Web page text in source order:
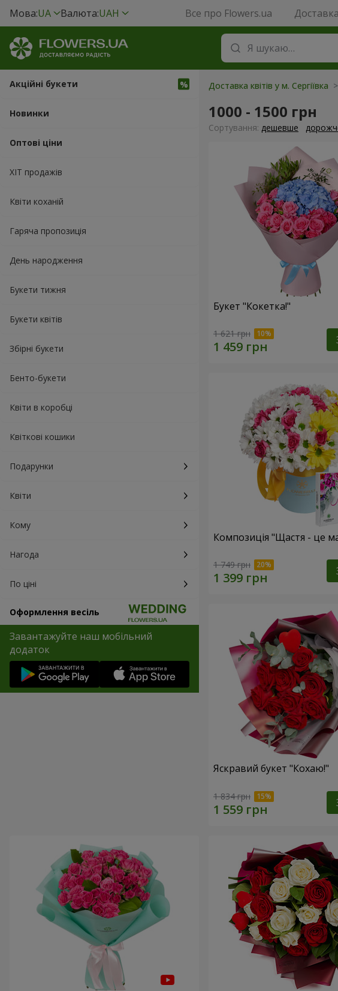
Мова:UA Валюта:UAH Все про Flowers.ua
Акційні букети
Новинки
Оптові ціни
ХІТ продажів
Квіти коханій
Гаряча пропозиція
День народження
Букети тижня
Букети квітів
Збірні букети
Бенто-букети
Квіти в коробці
Квіткові кошики
Подарунки
Квіти
Кому
Нагода
По ціні
Оформлення весіль
Завантажуйте наш мобільний
додаток
Доставка квітів у м. Сергіївка
1000 - 1500 грн
Сортування: дешевше
Букет "Кокетка!"
1 621 грн
Композиція "Щастя - це
1 749 грн
Яскравий букет "Кохаю!"
1 834 грн